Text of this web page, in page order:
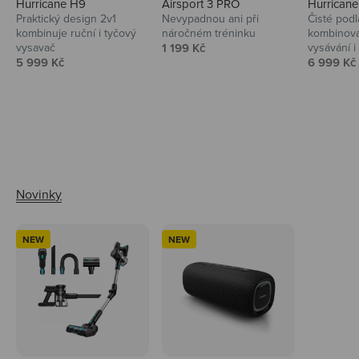
Hurricane H9
Praktický design 2v1
kombinuje ruční i tyčový
vysavač
Prodejní cena
5 999 Kč
Airsport 3 PRO
Nevypadnou ani při
náročném tréninku
Prodejní cena
1 199 Kč
Čisté
vysávání
Prodejní
6 999 Kč
NEW NEW